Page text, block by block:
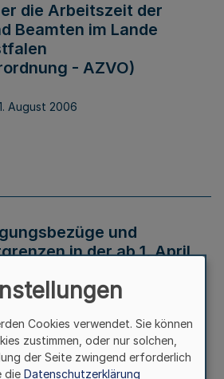
die Arbeitszeit der
Beamten im Lande
- AZVO)
August 2006
und
in der ab 1. April
Cookies verwendet. Sie können
zustimmen, oder nur solchen,
der Seite zwingend erforderlich
die Datenschutzerklärung